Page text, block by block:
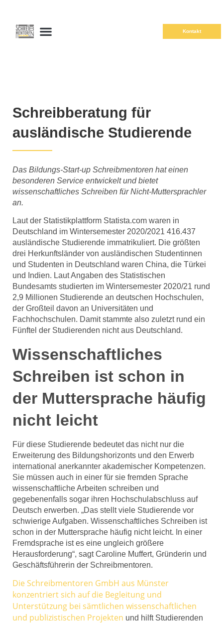
Kontakt
Schreibberatung für
ausländische Studierende
Das Bildungs-Start-up Schreibmentoren hat einen
besonderen Service entwickelt und bietet
wissenschaftliches Schreiben für Nicht-Muttersprachler
an.
Laut der Statistikplattform Statista.com waren in
Deutschland im Wintersemester 2020/2021 416.437
ausländische Studierende immatrikuliert. Die größten
drei Herkunftsländer von ausländischen Studentinnen
und Studenten in Deutschland waren China, die Türkei
und Indien. Laut Angaben des Statistischen
Bundesamts studierten im Wintersemester 2020/21 rund
2,9 Millionen Studierende an deutschen Hochschulen,
der Großteil davon an Universitäten und
Fachhochschulen. Damit stammte also zuletzt rund ein
Fünftel der Studierenden nicht aus Deutschland.
Wissenschaftliches
Schreiben ist schon in
der Muttersprache häufig
nicht leicht
Für diese Studierende bedeutet das nicht nur die
Erweiterung des Bildungshorizonts und den Erwerb
international anerkannter akademischer Kompetenzen.
Sie müssen auch in einer für sie fremden Sprache
wissenschaftliche Arbeiten schreiben und
gegebenenfalls sogar ihren Hochschulabschluss auf
Deutsch erwerben. „Das stellt viele Studierende vor
schwierige Aufgaben. Wissenschaftliches Schreiben ist
schon in der Muttersprache häufig nicht leicht. In einer
Fremdsprache ist es eine ungleich größere
Herausforderung“, sagt Caroline Muffert, Gründerin und
Geschäftsführerin der Schreibmentoren.
Die Schreibmentoren GmbH aus Münster
konzentriert sich auf die Begleitung und
Unterstützung bei sämtlichen wissenschaftlichen
und publizistischen Projekten und hilft Studierenden